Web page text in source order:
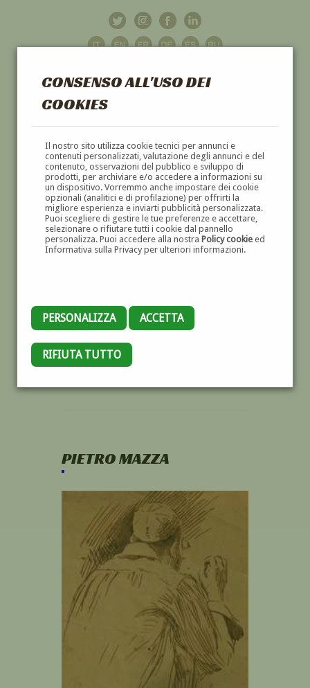
CONSENSO ALL'USO DEI
COOKIES
Il nostro sito utilizza cookie tecnici per annunci e
contenuti personalizzati, valutazione degli annunci e del
contenuto, osservazioni del pubblico e sviluppo di
prodotti, per archiviare e/o accedere a informazioni su
un dispositivo. Vorremmo anche impostare dei cookie
opzionali (analitici e di profilazione) per offrirti la
migliore esperienza e inviarti pubblicità personalizzata.
Puoi scegliere di gestire le tue preferenze e accettare,
selezionare o rifiutare tutti i cookie dal pannello
personalizza. Puoi accedere alla nostra Policy cookieed
Informativa sulla Privacy per ulteriori informazioni.
PERSONALIZZA ACCETTA
RIFIUTA TUTTO
GALLERIAD'ARTE
DIPINTI E SCULTURE '800 E '900
PIETRO MAZZA